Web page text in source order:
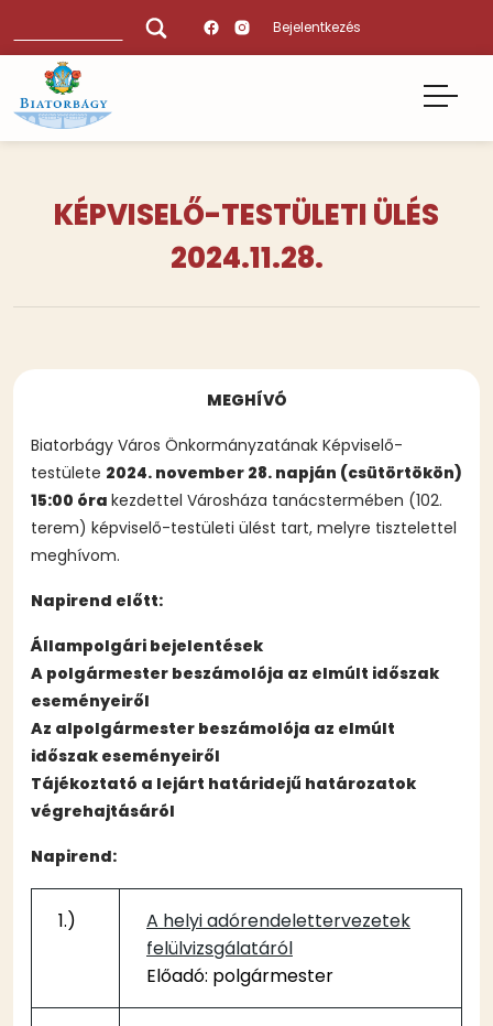
tartalomra
Bejelentkezés
KÉPVISELŐ-TESTÜLETI ÜLÉS
2024.11.28.
MEGHÍVÓ
Biatorbágy Város Önkormányzatának Képviselő-
testülete 2024. november 28. napján (csütörtökön)
15:00 óra kezdettel Városháza tanácstermében (102.
terem) képviselő-testületi ülést tart, melyre tisztelettel
meghívom.
Napirend előtt:
Állampolgári bejelentések
A polgármester beszámolója az elmúlt időszak
eseményeiről
Az alpolgármester beszámolója az elmúlt
időszak eseményeiről
Tájékoztató a lejárt határidejű határozatok
végrehajtásáról
Napirend:
1.)
A helyi adórendelettervezetek
felülvizsgálatáról
Előadó: polgármester